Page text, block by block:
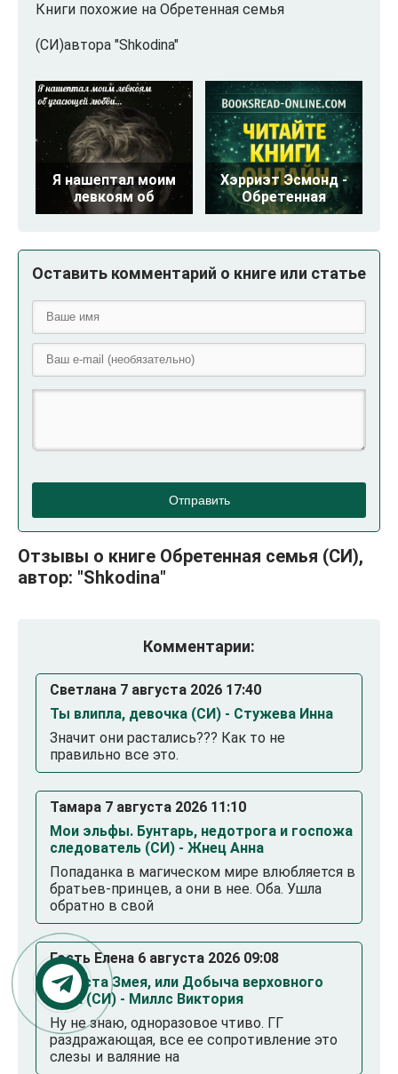
Книги похожие на Обретенная семья
(СИ)автора "Shkodina"
Я нашептал моим
левкоям об
Хэрриэт Эсмонд -
Обретенная
Оставить комментарий о книге или статье
Отправить
Отзывы о книге Обретенная семья (СИ),
автор: "Shkodina"
Комментарии:
Светлана 7 августа 2026 17:40
Ты влипла, девочка (СИ) - Стужева Инна
Значит они растались??? Как то не
правильно все это.
Тамара 7 августа 2026 11:10
Мои эльфы. Бунтарь, недотрога и госпожа
следователь (СИ) - Жнец Анна
Попаданка в магическом мире влюбляется в
братьев-принцев, а они в нее. Оба. Ушла
обратно в свой
Гость Елена 6 августа 2026 09:08
Невеста Змея, или Добыча верховного
Нага (СИ) - Миллс Виктория
Ну не знаю, одноразовое чтиво. ГГ
раздражающая, все ее сопротивление это
слезы и валяние на